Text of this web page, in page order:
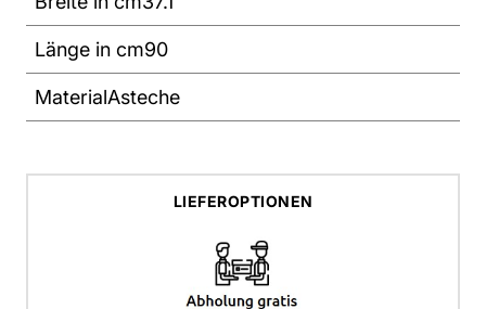
Länge in cm90
MaterialAsteche
LIEFEROPTIONEN